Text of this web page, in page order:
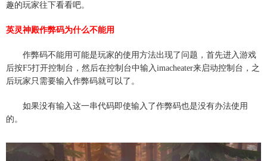
趣的玩家往下看看吧。
英灵神殿作弊码为什么不能用
作弊码不能用可能是玩家的使用方法出现了问题，首先进入游戏
后按F5打开控制台，然后在控制台中输入imacheater来启动控制台，之
后玩家只需要输入作弊码就可以了。
如果没有输入这一串代码即使输入了作弊码也是没有办法使用
的。